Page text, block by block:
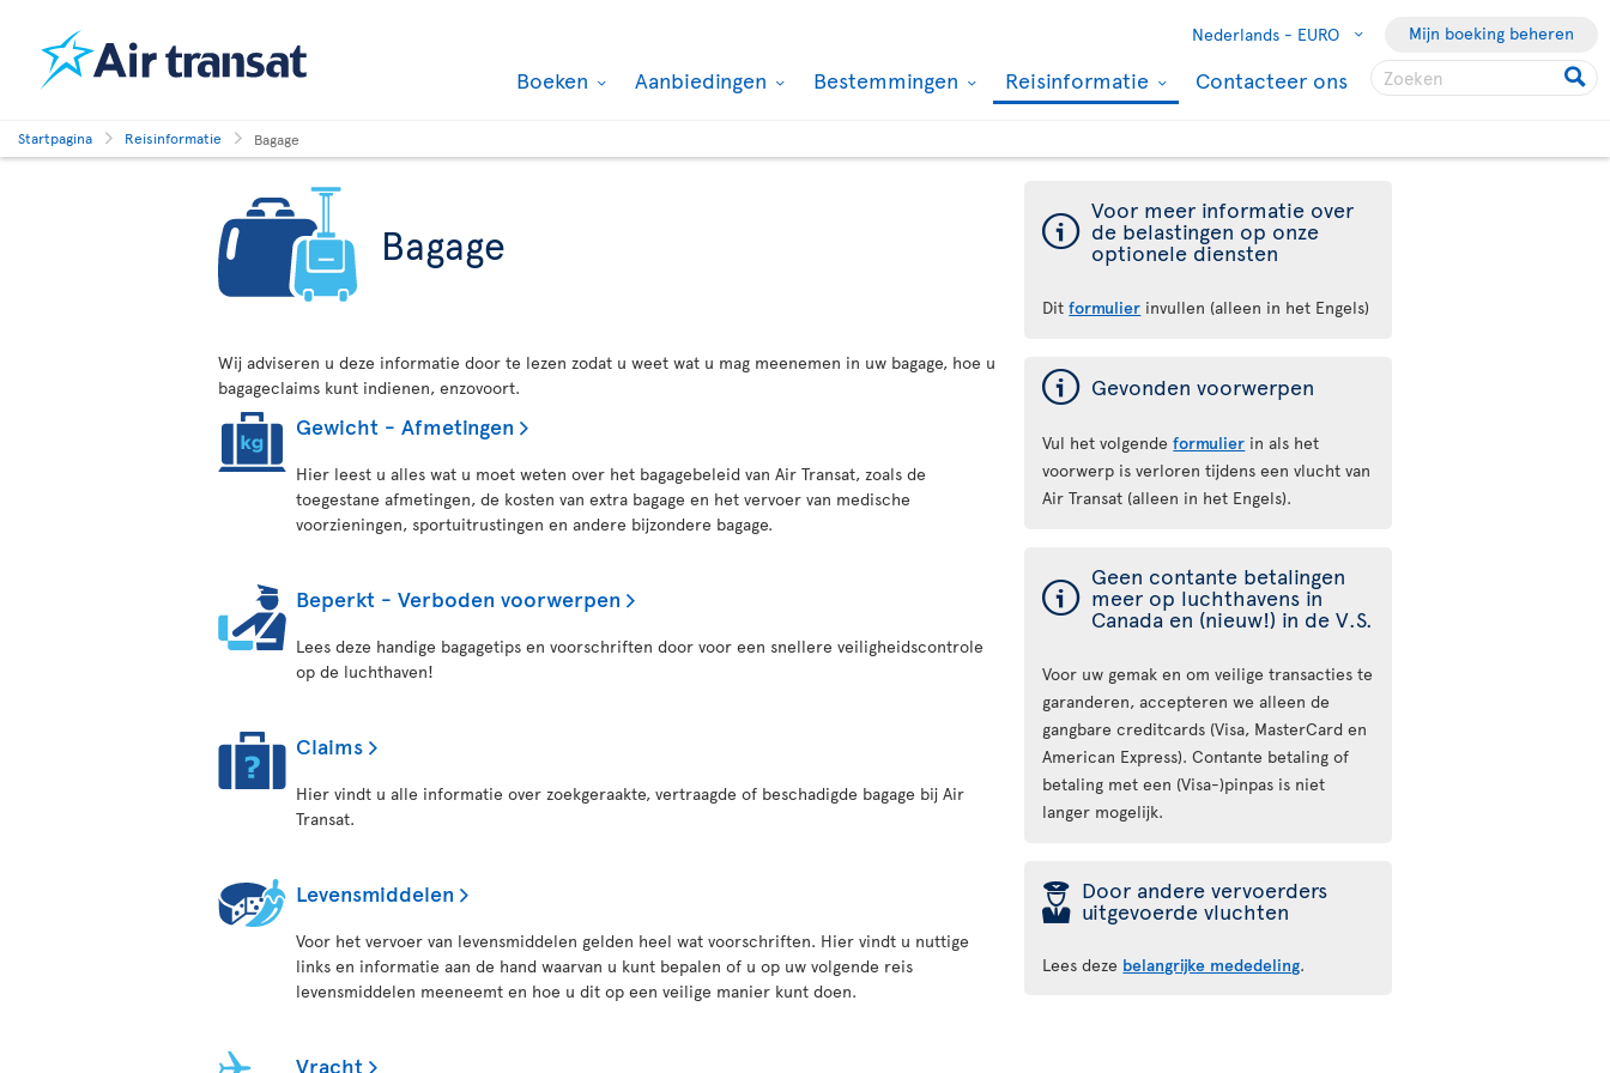
Nederlands - EURO Mijn boeking beheren
Boeken Aanbiedingen Bestemmingen Reisinformatie Contacteer ons
Startpagina Reisinformatie Bagage
Bagage
Wij adviseren u deze informatie door te lezen zodat u weet wat u mag meenemen in uw bagage, hoe u
bagageclaims kunt indienen, enzovoort.
Gewicht - Afmetingen
Hier leest u alles wat u moet weten over het bagagebeleid van Air Transat, zoals de
toegestane afmetingen, de kosten van extra bagage en het vervoer van medische
voorzieningen, sportuitrustingen en andere bijzondere bagage.
Beperkt - Verboden voorwerpen
Lees deze handige bagagetips en voorschriften door voor een snellere veiligheidscontrole
op de luchthaven!
Claims
Hier vindt u alle informatie over zoekgeraakte, vertraagde of beschadigde bagage bij Air
Transat.
Levensmiddelen
Voor het vervoer van levensmiddelen gelden heel wat voorschriften. Hier vindt u nuttige
links en informatie aan de hand waarvan u kunt bepalen of u op uw volgende reis
levensmiddelen meeneemt en hoe u dit op een veilige manier kunt doen.
Vracht
ý Voor meer informatie over
de belastingen op onze
optionele diensten
Ditformulier invullen (alleen in het Engels)
ý Gevonden voorwerpen
Vul het volgendeformulier in als het
voorwerp is verloren tijdens een vlucht van
Air Transat (alleen in het Engels).
ý Geen contante betalingen
meer op luchthavens in
Canada en (nieuw!) in de V.S.
Voor uw gemak en om veilige transacties te
garanderen, accepteren we alleen de
gangbare creditcards (Visa, MasterCard en
American Express). Contante betaling of
betaling met een (Visa-)pinpas is niet
langer mogelijk.
þ Door andere vervoerders
uitgevoerde vluchten
Lees deze belangrijke mededeling.